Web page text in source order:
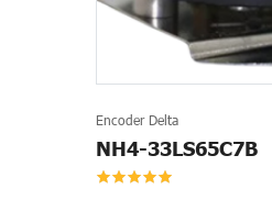
Encoder Delta
NH4-33LS65C7B